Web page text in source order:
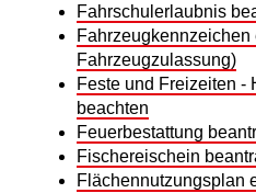
Fahrschulerlaubnis
Fahrzeugzulassung)
Feste und Freizeiten -
beachten
Feuerbestattung
Fischereischein
Flächennutzungsplan